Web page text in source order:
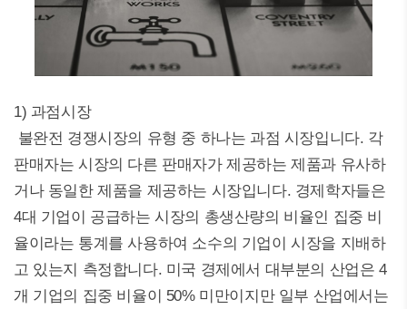
1) 과점시장
불완전 경쟁시장의 유형 중 하나는 과점 시장입니다. 각
판매자는 시장의 다른 판매자가 제공하는 제품과 유사하
거나 동일한 제품을 제공하는 시장입니다. 경제학자들은
4대 기업이 공급하는 시장의 총생산량의 비율인 집중 비
율이라는 통계를 사용하여 소수의 기업이 시장을 지배하
고 있는지 측정합니다. 미국 경제에서 대부분의 산업은 4
개 기업의 집중 비율이 50% 미만이지만 일부 산업에서는